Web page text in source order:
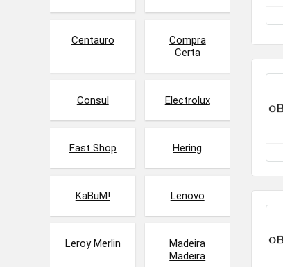
Centauro
Compra
Certa
Consul Electrolux
Fast Shop Hering
KaBuM! Lenovo
Leroy Merlin
Madeira
Madeira